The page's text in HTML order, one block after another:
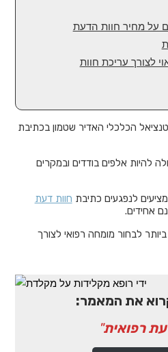
על מחיר חוות הדעת
לצורך עריכת חוות
הכלכלי האדיר שטמון בכתיבת
להיות אלפים בודדים ובמקרים
לנפגעים כתיבת חוות דעת
אחידים.
לבחור מומחה רפואי לצורך
את המאמר:
רפואית"